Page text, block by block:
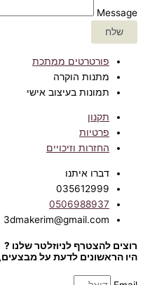
Message
שלח
פורטרטים ממתכת
מתנות הוקרה
תמונות בעיצוב אישי
תקנון
פרטיות
החזרות וזיכויים
דברו איתנו
035612999
0506988937
3dmakerim@gmail.com
רוצים להצטרף לניוזלטר שלנו ?
היו הראשונים לדעת על מבצעים,